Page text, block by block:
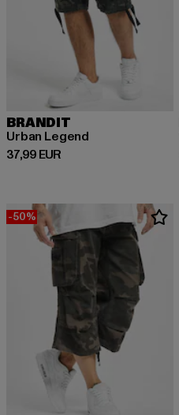
BRANDIT
Urban Legend
37,99 EUR
Derzeitiger Preis: 37,99 EUR
-50%